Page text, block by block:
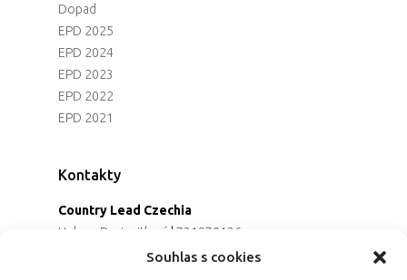
Souhlas s cookies
Dopad
EPD 2025
EPD 2024
EPD 2023
EPD 2022
EPD 2021
Kontakty
Country Lead Czechia
Helena Dreiseitlová | 731970136
Koordinátorka projektu